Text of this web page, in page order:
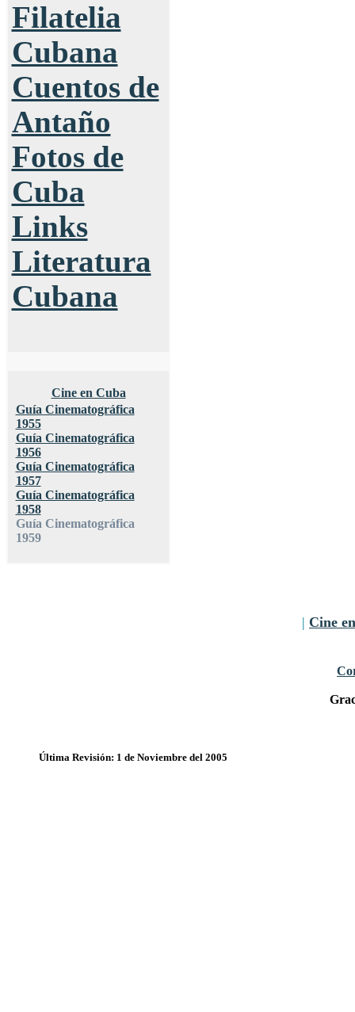
Filatelia
Cubana
Cuentos de
Antaño
Fotos de
Cuba
Links
Literatura
Cubana
Cine en Cuba
Guía Cinematográfica
1955
Guía Cinematográfica
1956
Guía Cinematográfica
1957
Guía Cinematográfica
1958
Guía Cinematográfica
1959
| Cine
Última Revisión: 1 de Noviembre del 2005